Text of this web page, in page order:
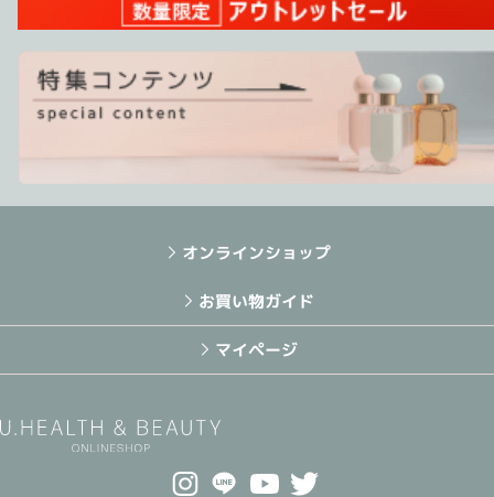
オンラインショップ
お買い物ガイド
マイページ